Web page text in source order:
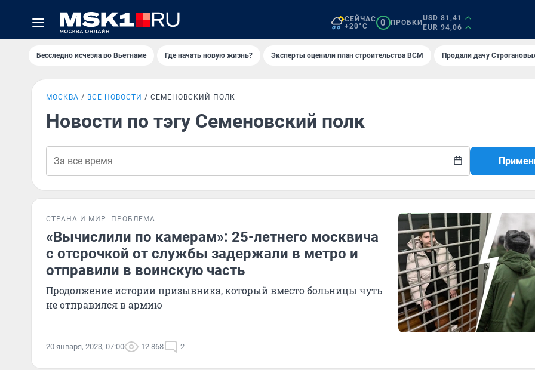
СЕЙЧАС
+20°C
0 ПРОБКИ
USD 81,41
EUR 94,06
Бесследно исчезла во Вьетнаме Где начать новую жизнь? Эксперты оценили план строительства ВСМ Продали дачу
МОСКВА ВСЕ НОВОСТИ СЕМЕНОВСКИЙ ПОЛК
Новости по тэгу Семеновский полк
СТРАНА И МИР ПРОБЛЕМА
«Вычислили по камерам»: 25-летнего москвича
с отсрочкой от службы задержали в метро и
отправили в воинскую часть
Продолжение истории призывника, который вместо больницы чуть
не отправился в армию
20 января, 2023, 07:00 12 868 2